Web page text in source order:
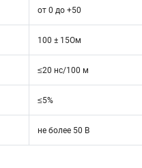
от 0 до +50
100 ± 15Ом
≤20 нс/100 м
≤5%
не более 50 В